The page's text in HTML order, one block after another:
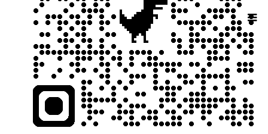
ブログ